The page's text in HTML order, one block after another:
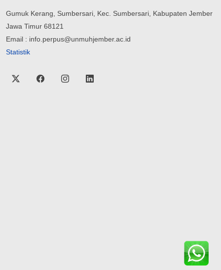
Gumuk Kerang, Sumbersari, Kec. Sumbersari, Kabupaten Jember
Jawa Timur 68121
Email : info.perpus@unmuhjember.ac.id
Statistik